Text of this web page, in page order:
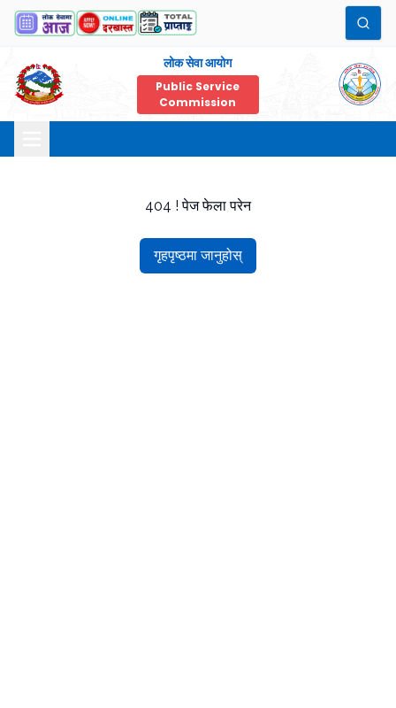
लोक सेवा आयोग
Public Service
Commission
404 ! पेज फेला परेन
गृहपृष्ठमा जानुहोस्